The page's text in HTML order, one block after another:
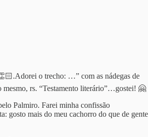
o trecho: …” com as nádegas de
rs. “Testamento literário”…gostei! 🤗
Palmiro. Farei minha confissão
gosto mais do meu cachorro do que de gente